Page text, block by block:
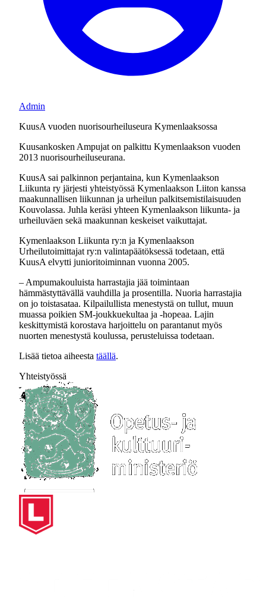
Admin
KuusA vuoden nuorisourheiluseura Kymenlaaksossa
Kuusankosken Ampujat on palkittu Kymenlaakson vuoden
2013 nuorisourheiluseurana.
KuusA sai palkinnon perjantaina, kun Kymenlaakson
Liikunta ry järjesti yhteistyössä Kymenlaakson Liiton kanssa
maakunnallisen liikunnan ja urheilun palkitsemistilaisuuden
Kouvolassa. Juhla keräsi yhteen Kymenlaakson liikunta- ja
urheiluväen sekä maakunnan keskeiset vaikuttajat.
Kymenlaakson Liikunta ry:n ja Kymenlaakson
Urheilutoimittajat ry:n valintapäätöksessä todetaan, että
KuusA elvytti junioritoiminnan vuonna 2005.
– Ampumakouluista harrastajia jää toimintaan
hämmästyttävällä vauhdilla ja prosentilla. Nuoria harrastajia
on jo toistasataa. Kilpailullista menestystä on tullut, muun
muassa poikien SM-joukkuekultaa ja -hopeaa. Lajin
keskittymistä korostava harjoittelu on parantanut myös
nuorten menestystä koulussa, perusteluissa todetaan.
Lisää tietoa aiheesta täällä.
Yhteistyössä